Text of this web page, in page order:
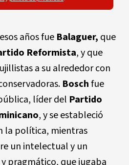
años fue Balaguer, que
Reformista, y que
a su alrededor con
Boschfue
líder del Partido
, y se estableció
la política, mientras
un intelectual y un
pragmático, que jugaba